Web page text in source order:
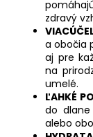
zdravý
a obočia
aj pre
na
umelé.
ĽAHKÉ
do
alebo